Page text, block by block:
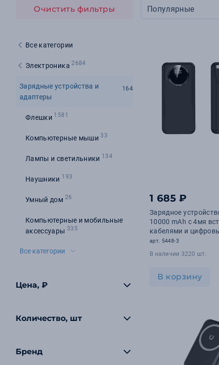
Очистить фильтры
Все категории
Электроника2684
Зарядные устройства и
адаптеры
164
Флешки 1581
Компьютерные мыши 33
Лампы и светильники 134
Наушники 193
Умный дом 26
Компьютерные и мобильные
аксессуары 335
Все категории
Цена, ₽
Количество, шт
Бренд
Популярные
1 685 ₽
Зарядное
10000 mAh с 4мя
кабелями и
индикатором
арт. 5448-3
В наличии 3220 шт.
В корзину